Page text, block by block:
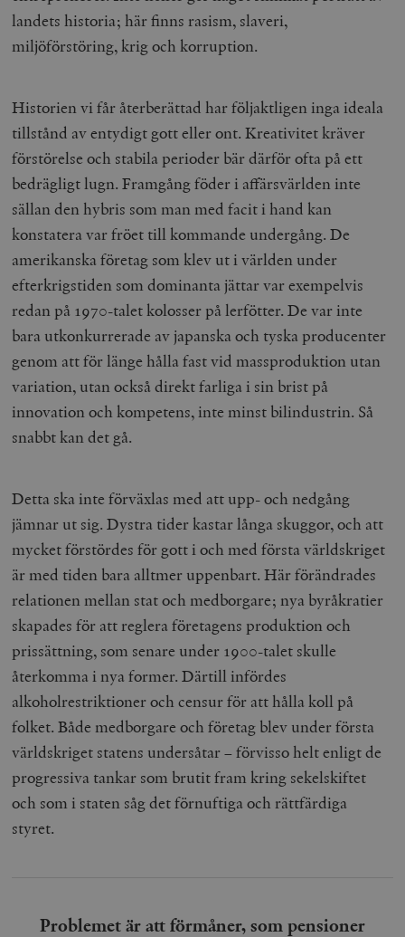
landets historia; här finns rasism, slaveri,
miljöförstöring, krig och korruption.
Historien vi får återberättad har följaktligen inga ideala
tillstånd av entydigt gott eller ont. Kreativitet kräver
förstörelse och stabila perioder bär därför ofta på ett
bedrägligt lugn. Framgång föder i affärsvärlden inte
sällan den hybris som man med facit i hand kan
konstatera var fröet till kommande undergång. De
amerikanska företag som klev ut i världen under
efterkrigstiden som dominanta jättar var exempelvis
redan på 1970-talet kolosser på lerfötter. De var inte
bara utkonkurrerade av japanska och tyska producenter
genom att för länge hålla fast vid massproduktion utan
variation, utan också direkt farliga i sin brist på
innovation och kompetens, inte minst bilindustrin. Så
snabbt kan det gå.
Detta ska inte förväxlas med att upp- och nedgång
jämnar ut sig. Dystra tider kastar långa skuggor, och att
mycket förstördes för gott i och med första världskriget
är med tiden bara alltmer uppenbart. Här förändrades
relationen mellan stat och medborgare; nya byråkratier
skapades för att reglera företagens produktion och
prissättning, som senare under 1900-talet skulle
återkomma i nya former. Därtill infördes
alkoholrestriktioner och censur för att hålla koll på
folket. Både medborgare och företag blev under första
världskriget statens undersåtar – förvisso helt enligt de
progressiva tankar som brutit fram kring sekelskiftet
och som i staten såg det förnuftiga och rättfärdiga
styret.
Problemet är att förmåner, som pensioner